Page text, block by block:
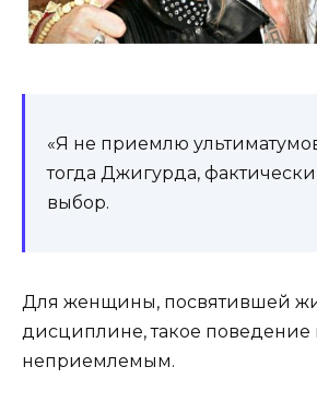
«Я не приемлю
тогда Джигурда,
выбор.
Для женщины, посвятившей
дисциплине, такое поведение
неприемлемым.